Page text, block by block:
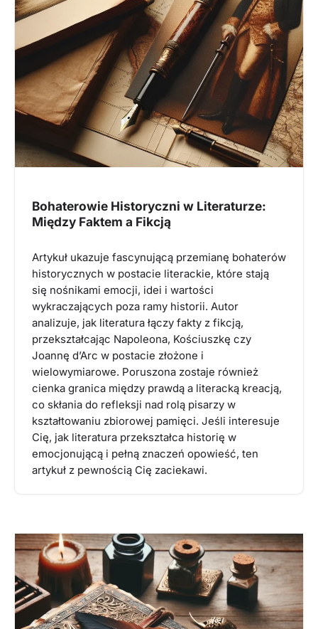
Bohaterowie Historyczni w Literaturze:
Między Faktem a Fikcją
Artykuł ukazuje fascynującą przemianę bohaterów
historycznych w postacie literackie, które stają
się nośnikami emocji, idei i wartości
wykraczających poza ramy historii. Autor
analizuje, jak literatura łączy fakty z fikcją,
przekształcając Napoleona, Kościuszkę czy
Joannę d’Arc w postacie złożone i
wielowymiarowe. Poruszona zostaje również
cienka granica między prawdą a literacką kreacją,
co skłania do refleksji nad rolą pisarzy w
kształtowaniu zbiorowej pamięci. Jeśli interesuje
Cię, jak literatura przekształca historię w
emocjonującą i pełną znaczeń opowieść, ten
artykuł z pewnością Cię zaciekawi.